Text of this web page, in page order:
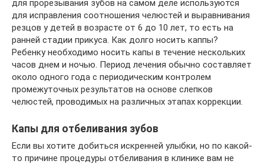
для прорезывания зубов на самом деле используются
для исправления соотношения челюстей и выравнивания
резцов у детей в возрасте от 6 до 10 лет, то есть на
ранней стадии прикуса. Как долго носить каппы?
Ребенку необходимо носить капы в течение нескольких
часов днем и ночью. Период лечения обычно составляет
около одного года с периодическим контролем
промежуточных результатов на основе слепков
челюстей, проводимых на различных этапах коррекции.
Капы для отбеливания зубов
Если вы хотите добиться искренней улыбки, но по какой-
то причине процедуры отбеливания в клинике вам не